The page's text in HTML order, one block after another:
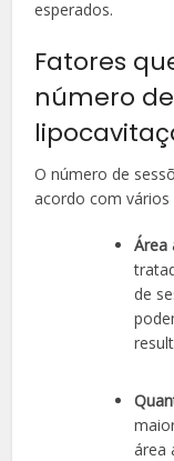
esperados.
Fatores
número
O número de
acordo com vários
Área
de
área